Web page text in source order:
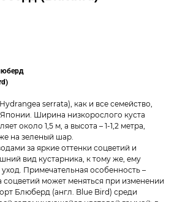
serrata), как и все семейство,
Ширина низкорослого куста
около 1,5 м, а высота – 1-1,2 метра,
на зеленый шар.
за яркие оттенки соцветий и
вид кустарника, к тому же, ему
Примечательная особенность –
соцветий может меняться при изменении
Блюберд (англ. Blue Bird) среди